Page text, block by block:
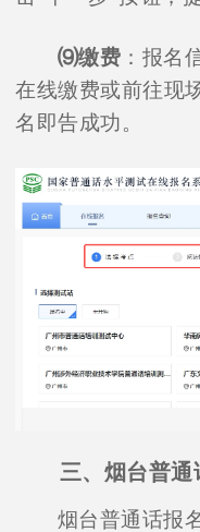
⑼缴费 ：报名
在线缴费或前往现
名即告成功。
三、烟台普通
烟台普通话报